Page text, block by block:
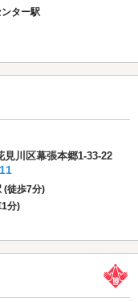
ター駅
見川区幕張本郷1-33-22
(徒歩7分)
1分)